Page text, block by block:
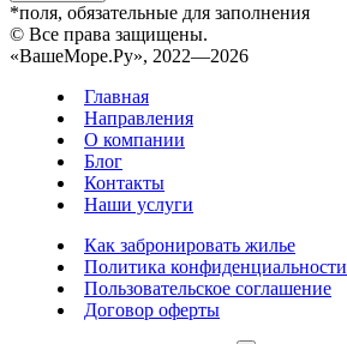
*поля, обязательные для заполнения
© Все права защищены.
«ВашеМоре.Ру», 2022—2026
Главная
Направления
О компании
Блог
Контакты
Наши услуги
Как забронировать жилье
Политика конфиденциальности
Пользовательское соглашение
Договор оферты